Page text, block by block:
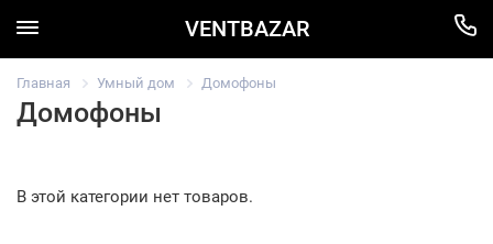
VENTBAZAR
Главная Умный дом Домофоны
Домофоны
В этой категории нет товаров.